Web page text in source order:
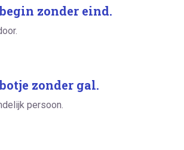
zonder eind.
zonder gal.
persoon.